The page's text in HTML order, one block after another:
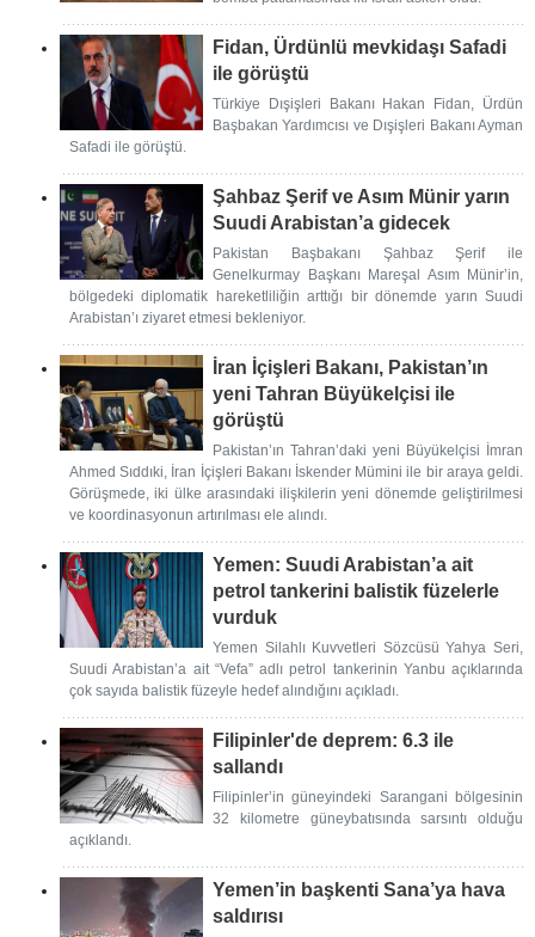
Fidan, Ürdünlü mevkidaşı Safadi
ile görüştü
Türkiye Dışişleri Bakanı Hakan Fidan, Ürdün
Başbakan Yardımcısı ve Dışişleri Bakanı Ayman
Safadi ile görüştü.
Şahbaz Şerif ve Asım Münir yarın
Suudi Arabistan’a gidecek
Pakistan Başbakanı Şahbaz Şerif ile
Genelkurmay Başkanı Mareşal Asım Münir’in,
bölgedeki diplomatik hareketliliğin arttığı bir dönemde yarın Suudi
Arabistan’ı ziyaret etmesi bekleniyor.
İran İçişleri Bakanı, Pakistan’ın
yeni Tahran Büyükelçisi ile
görüştü
Pakistan’ın Tahran’daki yeni Büyükelçisi İmran
Ahmed Sıddıki, İran İçişleri Bakanı İskender Mümini ile bir araya geldi.
Görüşmede, iki ülke arasındaki ilişkilerin yeni dönemde geliştirilmesi
ve koordinasyonun artırılması ele alındı.
Yemen: Suudi Arabistan’a ait
petrol tankerini balistik füzelerle
vurduk
Yemen Silahlı Kuvvetleri Sözcüsü Yahya Seri,
Suudi Arabistan’a ait “Vefa” adlı petrol tankerinin Yanbu açıklarında
çok sayıda balistik füzeyle hedef alındığını açıkladı.
Filipinler'de deprem: 6.3 ile
sallandı
Filipinler’in güneyindeki Sarangani bölgesinin
32 kilometre güneybatısında sarsıntı olduğu
açıklandı.
Yemen’in başkenti Sana’ya hava
saldırısı